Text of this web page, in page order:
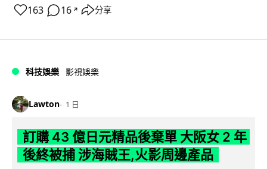
163 16 ↗ 分享
科技娛樂 影視娛樂
Lawton 1 日
訂購 43 億日元精品後棄單 大阪女 2 年
後終被捕 涉海賊王,火影周邊產品